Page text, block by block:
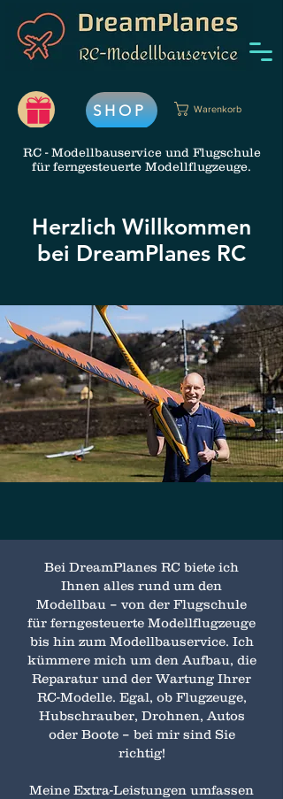
SHOP Warenkorb
RC - Modellbauservice und Flugschule
für ferngesteuerte Modellflugzeuge.
Herzlich Willkommen
bei DreamPlanes RC
Bei DreamPlanes RC biete ich
Ihnen alles rund um den
Modellbau – von der Flugschule
für ferngesteuerte Modellflugzeuge
bis hin zum Modellbauservice. Ich
kümmere mich um den Aufbau, die
Reparatur und der Wartung Ihrer
RC-Modelle. Egal, ob Flugzeuge,
Hubschrauber, Drohnen, Autos
oder Boote – bei mir sind Sie
richtig!
Meine Extra-Leistungen umfassen